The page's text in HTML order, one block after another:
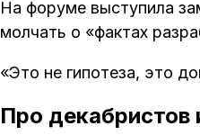
На форуме выступила
молчать о «фактах
«Это не гипотеза, это
Про декабристов